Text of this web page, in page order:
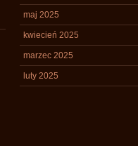
maj 2025
kwiecień 2025
marzec 2025
luty 2025